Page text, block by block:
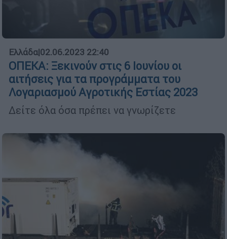
Ελλάδα|02.06.2023 22:40
ΟΠΕΚΑ: Ξεκινούν στις 6 Ιουνίου οι
αιτήσεις για τα προγράμματα του
Λογαριασμού Αγροτικής Εστίας 2023
Δείτε όλα όσα πρέπει να γνωρίζετε